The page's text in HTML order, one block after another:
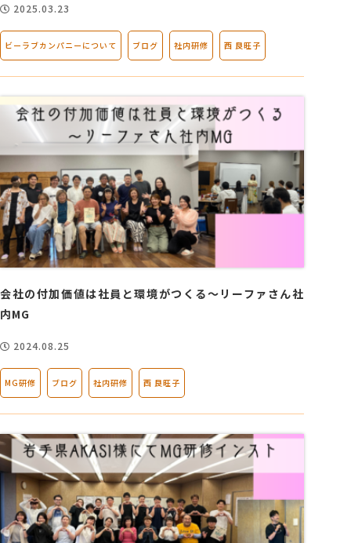
2025.03.23
ビーラブカンパニーについて ブログ 社内研修 西 良旺子
会社の付加価値は社員と環境がつくる～リーファさん社
内MG
2024.08.25
MG研修 ブログ 社内研修 西 良旺子